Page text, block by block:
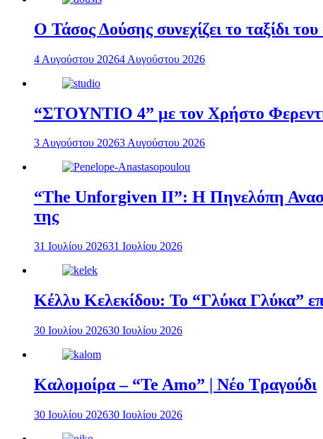
Ο Τάσος Δούσης συνεχίζει το ταξίδι
4 Αυγούστου 20264 Αυγούστου 2026
“ΣΤΟΥΝΤΙΟ 4” με τον Χρήστο
3 Αυγούστου 20263 Αυγούστου 2026
“The Unforgiven II”: Η Πηνελόπη
της
31 Ιουλίου 202631 Ιουλίου 2026
Κέλλυ Κελεκίδου: Το “Γλύκα Γλύκα”
30 Ιουλίου 202630 Ιουλίου 2026
Καλομοίρα – “Te Amo” | Νέο Τραγούδι
30 Ιουλίου 202630 Ιουλίου 2026